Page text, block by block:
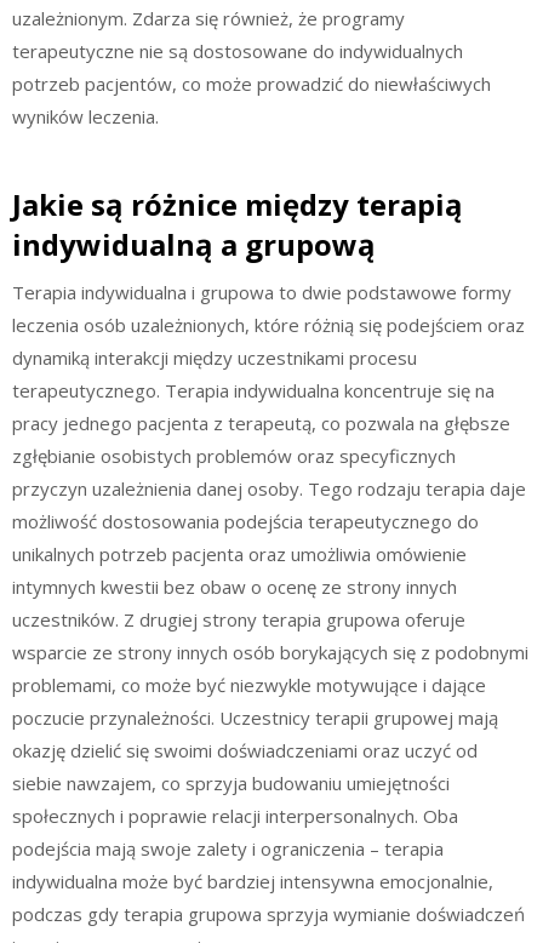
uzależnionym. Zdarza się również, że programy
terapeutyczne nie są dostosowane do indywidualnych
potrzeb pacjentów, co może prowadzić do niewłaściwych
wyników leczenia.
Jakie są różnice między terapią
indywidualną a grupową
Terapia indywidualna i grupowa to dwie podstawowe formy
leczenia osób uzależnionych, które różnią się podejściem oraz
dynamiką interakcji między uczestnikami procesu
terapeutycznego. Terapia indywidualna koncentruje się na
pracy jednego pacjenta z terapeutą, co pozwala na głębsze
zgłębianie osobistych problemów oraz specyficznych
przyczyn uzależnienia danej osoby. Tego rodzaju terapia daje
możliwość dostosowania podejścia terapeutycznego do
unikalnych potrzeb pacjenta oraz umożliwia omówienie
intymnych kwestii bez obaw o ocenę ze strony innych
uczestników. Z drugiej strony terapia grupowa oferuje
wsparcie ze strony innych osób borykających się z podobnymi
problemami, co może być niezwykle motywujące i dające
poczucie przynależności. Uczestnicy terapii grupowej mają
okazję dzielić się swoimi doświadczeniami oraz uczyć od
siebie nawzajem, co sprzyja budowaniu umiejętności
społecznych i poprawie relacji interpersonalnych. Oba
podejścia mają swoje zalety i ograniczenia – terapia
indywidualna może być bardziej intensywna emocjonalnie,
podczas gdy terapia grupowa sprzyja wymianie doświadczeń